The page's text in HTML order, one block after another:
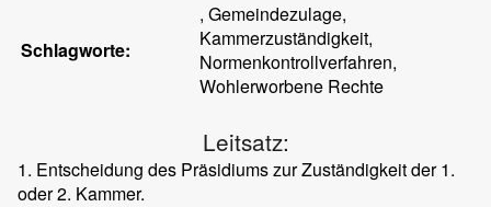
Schlagworte:
, Gemeindezulage,
Kammerzuständigkeit,
Normenkontrollverfahren,
Wohlerworbene Rechte
Leitsatz:
1. Entscheidung des Präsidiums zur Zuständigkeit der 1.
oder 2. Kammer.